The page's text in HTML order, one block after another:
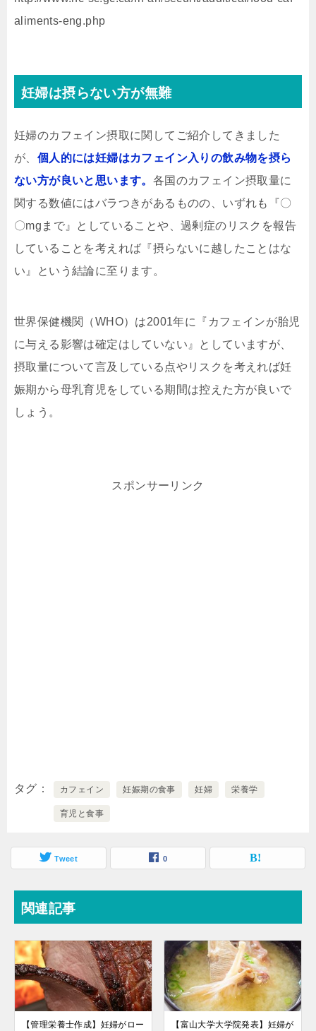
aliments-eng.php
妊婦は摂らない方が無難
妊婦のカフェイン摂取に関してご紹介してきました
が、 個人的には妊婦はカフェイン入りの飲み物を摂ら
ない方が良いと思います。 各国のカフェイン摂取量に
関する数値にはバラつきがあるものの、いずれも『〇
〇mgまで』としていることや、過剰症のリスクを報告
していることを考えれば『摂らないに越したことはな
い』という結論に至ります。
世界保健機関（WHO）は2001年に『カフェインが胎児
に与える影響は確定はしていない』としていますが、
摂取量について言及している点やリスクを考えれば妊
娠期から母乳育児をしている期間は控えた方が良いで
しょう。
スポンサーリンク
タグ カフェイン 妊娠期の食事 妊婦 栄養学
育児と食事
Tweet 0
関連記事
【管理栄養士作成】妊婦がロー
【富山大学大学院発表】妊婦が